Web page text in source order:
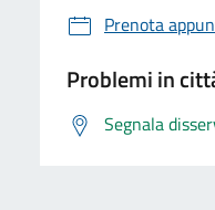
Prenota
Problemi in
Segnala